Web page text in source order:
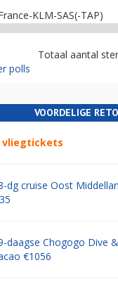
KLM-SAS(-TAP)
Totaal aantal
polls
VOORDELIGE
vliegtickets
dg cruise Oost
daagse Chogogo Dive
€1056